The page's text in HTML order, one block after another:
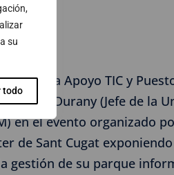
su
todo
de Área Apoyo TIC y
Pérez Durany (Jefe de la
en el evento organizado
de Sant Cugat
gestión de su parque